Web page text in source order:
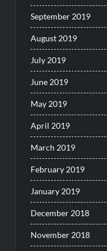
September 2019
August 2019
July 2019
June 2019
May 2019
April 2019
March 2019
February 2019
January 2019
December 2018
November 2018